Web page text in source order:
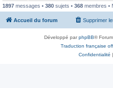
1897 messages • 380 sujets • 368 membres •
Accueil du forum Supprimer
Développé parphpBB®
Traduction française
Confidentialité |